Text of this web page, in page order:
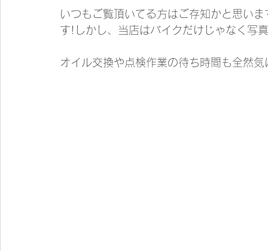
いつもご覧頂いてる方はご存知かと思い
す!しかし、当店はバイクだけじゃなく写
オイル交換や点検作業の待ち時間も全然